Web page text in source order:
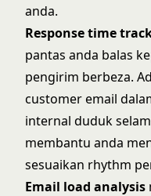
anda.
Response time
pantas anda balas
pengirim berbeza.
customer email
internal duduk
membantu anda
sesuaikan rhythm
Email load analysis